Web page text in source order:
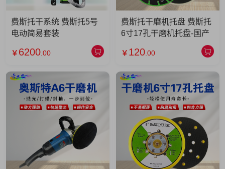
费斯托干系统 费斯托5号
电动简易套装
￥ 6200 .00
费斯托干磨机托盘 费斯托
6寸17孔干磨机托盘-国产
￥ 120 .00